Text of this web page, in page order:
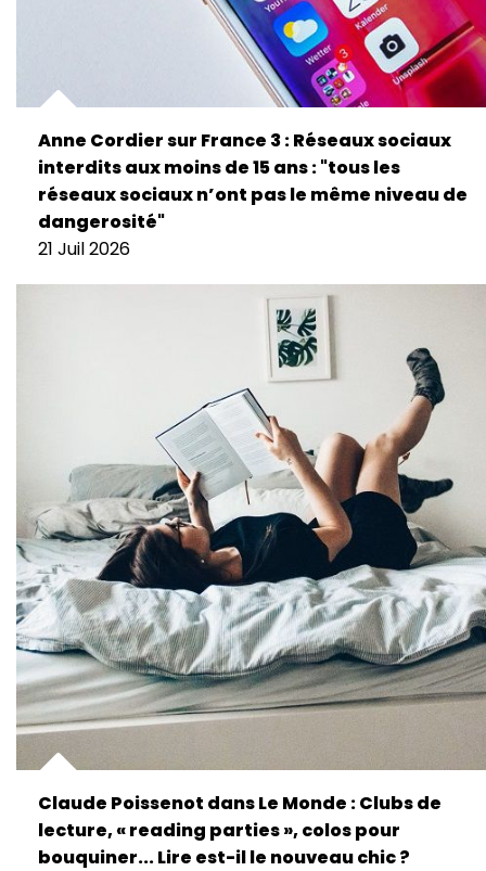
Anne Cordier sur France 3 : Réseaux sociaux
interdits aux moins de 15 ans : "tous les
réseaux sociaux n’ont pas le même niveau de
dangerosité"
21 Juil 2026
Claude Poissenot dans Le Monde : Clubs de
lecture, « reading parties », colos pour
bouquiner... Lire est-il le nouveau chic ?